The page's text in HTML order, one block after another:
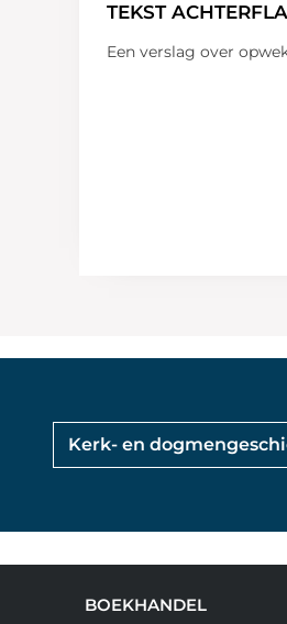
TEKST
Een verslag over
Kerk- en
BOEKHANDEL